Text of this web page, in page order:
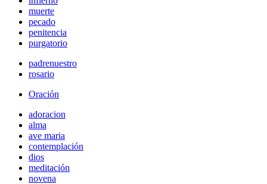
muerte
pecado
penitencia
purgatorio
padrenuestro
rosario
Oración
adoracion
alma
ave maria
contemplación
dios
meditación
novena